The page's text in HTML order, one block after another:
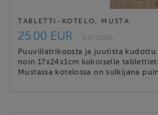
TABLETTI-KOTELO, MUSTA
25.00 EUR
1 in stock
Puuvillatrikoosta ja juutista
noin 17x24x1cm kokoiselle
Mustassa kotelossa on sulkijana